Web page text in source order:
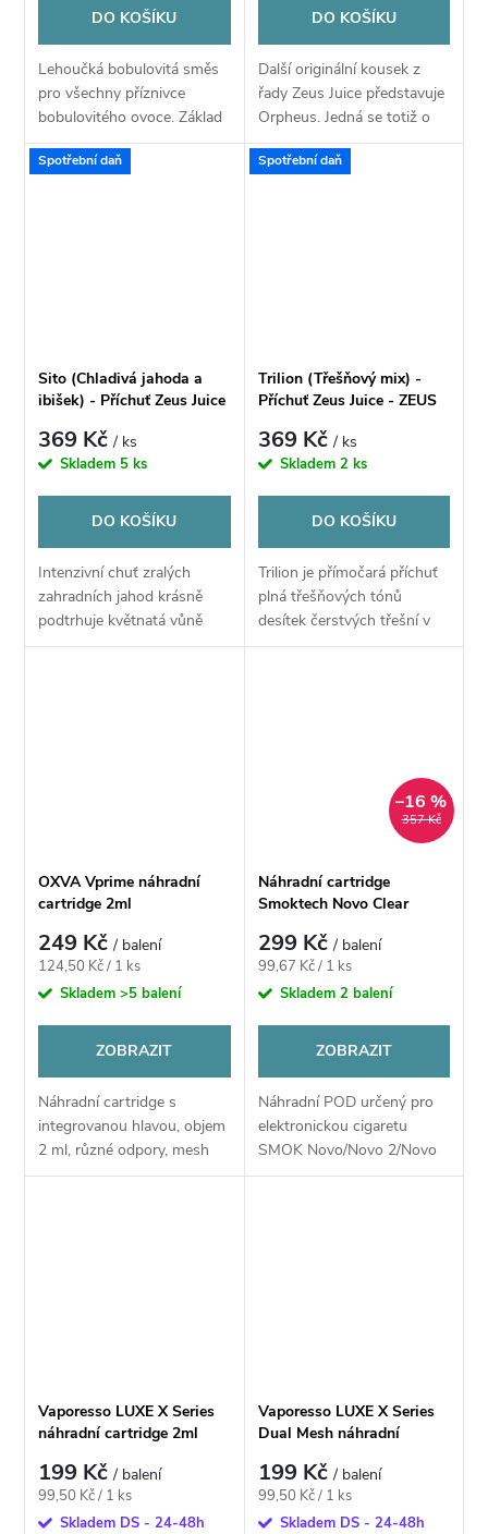
DO KOŠÍKU
Lehoučká bobulovitá směs
pro všechny příznivce
bobulovitého ovoce. Základ
tvoří sladké jahody, mírně
nakyslé maliny a magická
DO KOŠÍKU
Další originální kousek z
řady Zeus Juice představuje
Orpheus. Jedná se totiž o
netradiční kombinaci
sladkých zralých malin a
Spotřební daň
Sito (Chladivá jahoda a
ibišek) - Příchuť Zeus Juice
369 Kč/ ks
Skladem 5 ks
DO KOŠÍKU
Intenzivní chuť zralých
zahradních jahod krásně
podtrhuje květnatá vůně
aromatického ibišku.
Spotřební daň
Trilion (Třešňový mix) -
Příchuť Zeus Juice - ZEUS
369 Kč/ ks
Skladem 2 ks
DO KOŠÍKU
Trilion je přímočará příchuť
plná třešňových tónů
desítek čerstvých třešní v
jednom jediném celku.
OXVA Vprime náhradní
cartridge 2ml
249 Kč/ balení
Měrná
cena:
124,50 Kč / 1 ks
Skladem>5 balení
ZOBRAZIT
Náhradní cartridge s
integrovanou hlavou, objem
2 ml, různé odpory, mesh
pletivo, boční plnění, vhodné
357 Kč
–16 %
Náhradní cartridge
Smoktech Novo Clear
299 Kč/ balení
Měrná
cena:
99,67 Kč / 1 ks
Skladem 2 balení
ZOBRAZIT
Náhradní POD určený pro
elektronickou cigaretu
SMOK Novo/Novo 2/Novo
2X/ NOVO MASTER a
Vaporesso LUXE X Series
náhradní cartridge 2ml
199 Kč/ balení
Měrná
cena:
99,50 Kč / 1 ks
Skladem DS - 24-48h
Vaporesso LUXE X Series
Dual Mesh náhradní
199 Kč/ balení
Měrná
cena:
99,50 Kč / 1 ks
Skladem DS - 24-48h